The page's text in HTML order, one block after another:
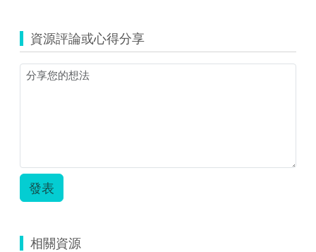
資源評論或心得分享
發表
相關資源